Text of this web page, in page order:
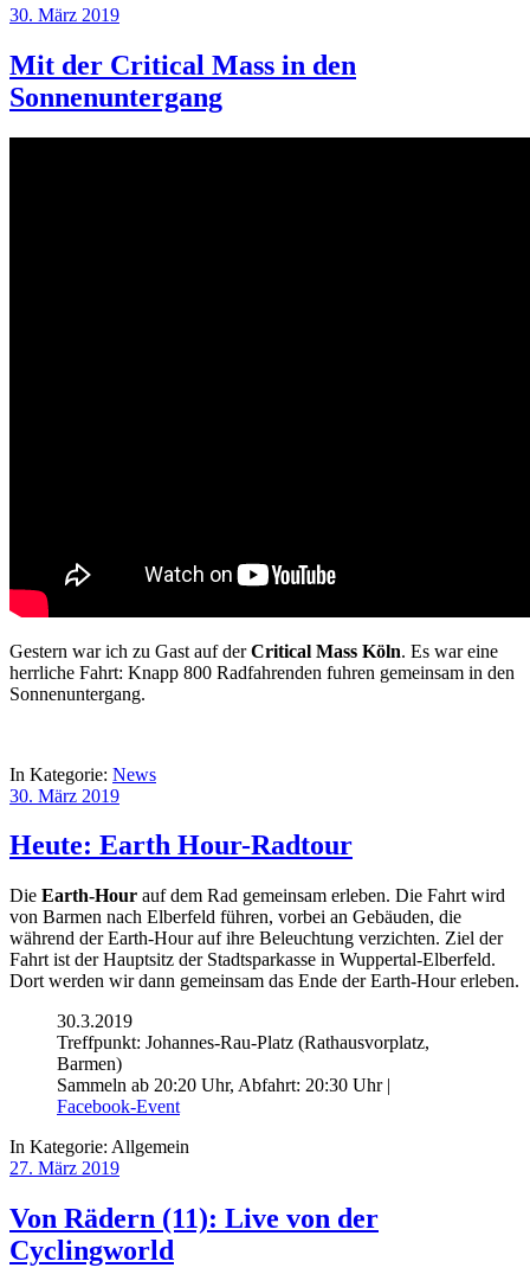
30. März 2019
Mit der Critical Mass in den
Sonnenuntergang
Gestern war ich zu Gast auf derCritical Mass Köln. Es war eine
herrliche Fahrt: Knapp 800 Radfahrenden fuhren gemeinsam in den
Sonnenuntergang.
In Kategorie: News
30. März 2019
Heute: Earth Hour-Radtour
Die Earth-Hour auf dem Rad gemeinsam erleben. Die Fahrt wird
von Barmen nach Elberfeld führen, vorbei an Gebäuden, die
während der Earth-Hour auf ihre Beleuchtung verzichten. Ziel der
Fahrt ist der Hauptsitz der Stadtsparkasse in Wuppertal-Elberfeld.
Dort werden wir dann gemeinsam das Ende der Earth-Hour erleben.
30.3.2019
Treffpunkt: Johannes-Rau-Platz (Rathausvorplatz,
Barmen)
Sammeln ab 20:20 Uhr, Abfahrt: 20:30 Uhr |
Facebook-Event
In Kategorie: Allgemein
27. März 2019
Von Rädern (11): Live von der
Cyclingworld